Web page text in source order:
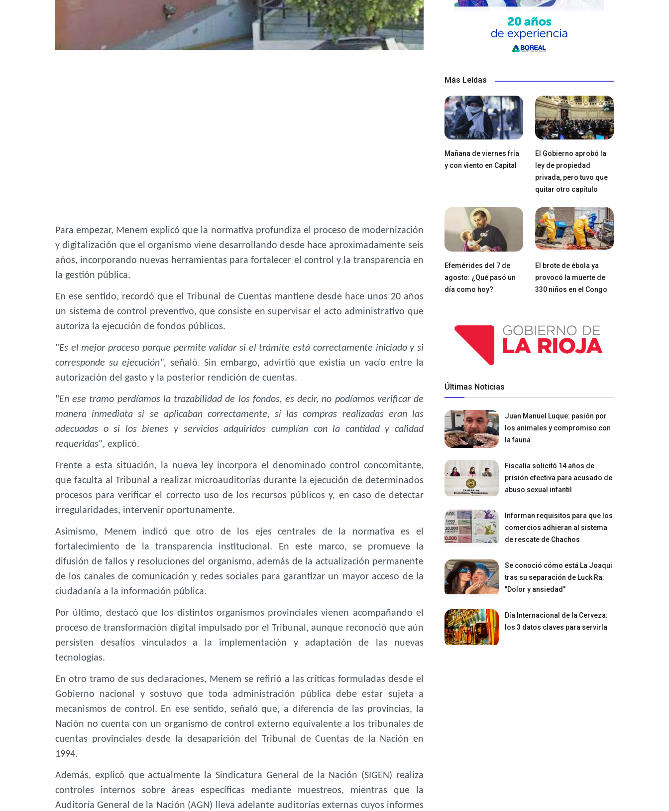
Para empezar, Menem explicó que la normativa profundiza el proceso de modernización
y digitalización que el organismo viene desarrollando desde hace aproximadamente seis
años, incorporando nuevas herramientas para fortalecer el control y la transparencia en
la gestión pública.
En ese sentido, recordó que el Tribunal de Cuentas mantiene desde hace unos 20 años
un sistema de control preventivo, que consiste en supervisar el acto administrativo que
autoriza la ejecución de fondos públicos.
"Es el mejor proceso porque permite validar si el trámite está correctamente iniciado y si
corresponde su ejecución", señaló. Sin embargo, advirtió que existía un vacío entre la
autorización del gasto y la posterior rendición de cuentas.
"En ese tramo perdíamos la trazabilidad de los fondos, es decir, no podíamos verificar de
manera inmediata si se aplicaban correctamente, si las compras realizadas eran las
adecuadas o si los bienes y servicios adquiridos cumplían con la cantidad y calidad
requeridas", explicó.
Frente a esta situación, la nueva ley incorpora el denominado control concomitante,
que faculta al Tribunal a realizar microauditorías durante la ejecución de determinados
procesos para verificar el correcto uso de los recursos públicos y, en caso de detectar
irregularidades, intervenir oportunamente.
Asimismo, Menem indicó que otro de los ejes centrales de la normativa es el
fortalecimiento de la transparencia institucional. En este marco, se promueve la
difusión de fallos y resoluciones del organismo, además de la actualización permanente
de los canales de comunicación y redes sociales para garantizar un mayor acceso de la
ciudadanía a la información pública.
Por último, destacó que los distintos organismos provinciales vienen acompañando el
proceso de transformación digital impulsado por el Tribunal, aunque reconoció que aún
persisten desafíos vinculados a la implementación y adaptación de las nuevas
tecnologías.
En otro tramo de sus declaraciones, Menem se refirió a las críticas formuladas desde el
Gobierno nacional y sostuvo que toda administración pública debe estar sujeta a
mecanismos de control. En ese sentido, señaló que, a diferencia de las provincias, la
Nación no cuenta con un organismo de control externo equivalente a los tribunales de
cuentas provinciales desde la desaparición del Tribunal de Cuentas de la Nación en
1994.
Además, explicó que actualmente la Sindicatura General de la Nación (SIGEN) realiza
controles internos sobre áreas específicas mediante muestreos, mientras que la
Auditoría General de la Nación (AGN) lleva adelante auditorías externas cuyos informes
Más Leídas
Mañana de viernes fría
y con viento en Capital
El Gobierno aprobó la
ley de propiedad
privada, pero tuvo que
quitar otro capítulo
Efemérides del 7 de
agosto: ¿Qué pasó un
día como hoy?
El brote de ébola ya
provocó la muerte de
330 niños en el Congo
Últimas Noticias
Juan Manuel Luque: pasión por
los animales y compromiso con
la fauna
Fiscalía solicitó 14 años de
prisión efectiva para acusado de
abuso sexual infantil
Informan requisitos para que los
comercios adhieran al sistema
de rescate de Chachos
Se conoció cómo está La Joaqui
tras su separación de Luck Ra:
"Dolor y ansiedad"
Día Internacional de la Cerveza:
los 3 datos claves para servirla